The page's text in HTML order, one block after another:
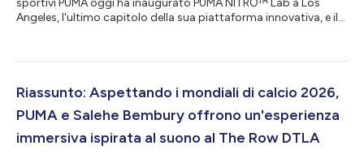
Angeles, l'ultimo capitolo della sua piattaforma innovativa, e il
prima volta su una scarpa da calcio. Le edizioni precedenti di
delle prestazioni della corsa e consolidato NITRO™ come la
Riassunto: Aspettando i mondiali di calcio 2026,
PUMA e Salehe Bembury offrono un'esperienza
immersiva ispirata al suono al The Row DTLA